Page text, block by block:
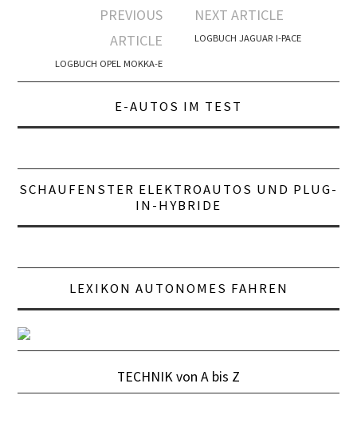
Navigation
PREVIOUS
ARTICLE
LOGBUCH OPEL MOKKA-E
NEXT ARTICLE
LOGBUCH JAGUAR I-PACE
E-AUTOS IM TEST
SCHAUFENSTER ELEKTROAUTOS UND PLUG-
IN-HYBRIDE
LEXIKON AUTONOMES FAHREN
TECHNIK von A bis Z